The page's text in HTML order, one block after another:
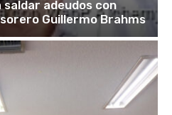
adeudos con
Guillermo Brahms